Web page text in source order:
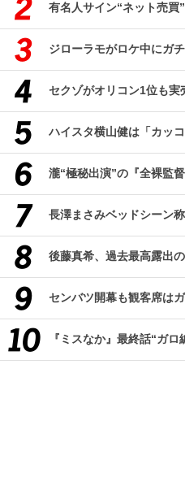
有名人サイン“ネット売買
ジローラモがロケ中にガ
セクゾがオリコン1位も
ハイスタ横山健は「カッコ
瀧“極秘出演”の『全裸監
長澤まさみベッドシーン
後藤真希、過去最高露出
センバツ開幕も観客席は
『ミスなか』最終話“ガ